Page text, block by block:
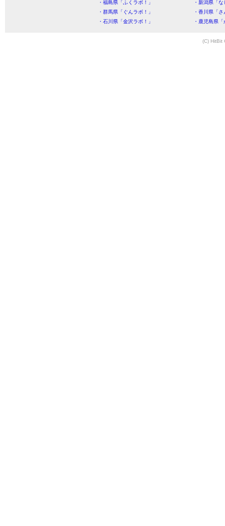
・福島県「ふくラボ！」
・新潟県「
・群馬県「ぐんラボ！」
・香川県「
・石川県「金沢ラボ！」
・鹿児島県
(C) HitBit